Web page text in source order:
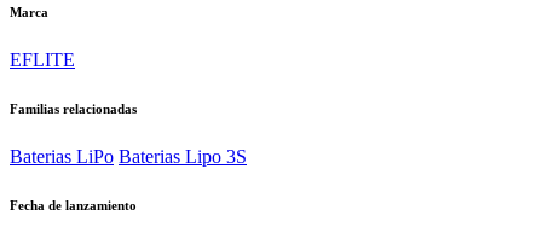
Marca
EFLITE
Familias relacionadas
Baterias LiPo Baterias Lipo 3S
Fecha de lanzamiento